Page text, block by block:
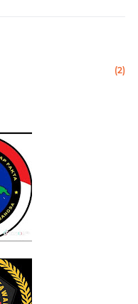
(2)